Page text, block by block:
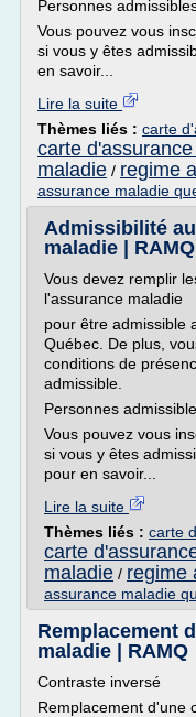
Personnes
Vous pouvez vous
si vous y êtes
en savoir...
Lire la suite
Thèmes liés : carte
carte
maladie / regime
assurance maladie
Admissibilité
maladie | RAMQ
Vous devez remplir
l'assurance maladie
pour être admissible
Québec. De plus,
conditions de
admissible.
Personnes
Vous pouvez vous
si vous y êtes
pour en savoir...
Lire la suite
Thèmes liés : carte
carte
maladie / regime
assurance maladie
Remplacement
maladie | RAMQ
Contraste inversé
Remplacement d'une